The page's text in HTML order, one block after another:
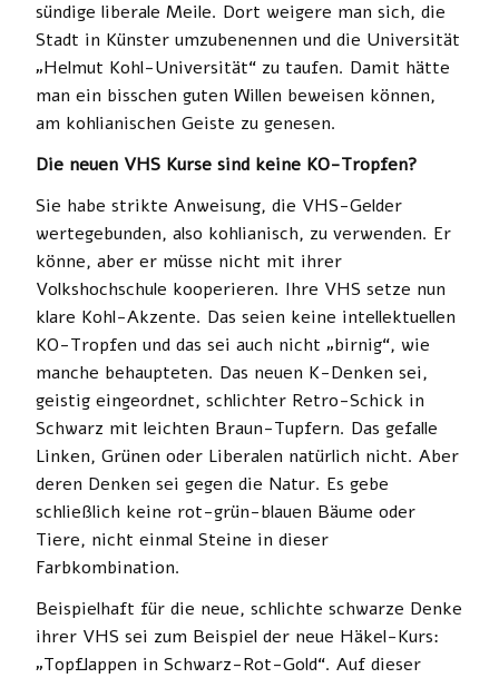
sündige liberale Meile. Dort weigere man sich, die
Stadt in Künster umzubenennen und die Universität
„Helmut Kohl-Universität“ zu taufen. Damit hätte
man ein bisschen guten Willen beweisen können,
am kohlianischen Geiste zu genesen.
Die neuen VHS Kurse sind keine KO-Tropfen?
Sie habe strikte Anweisung, die VHS-Gelder
wertegebunden, also kohlianisch, zu verwenden. Er
könne, aber er müsse nicht mit ihrer
Volkshochschule kooperieren. Ihre VHS setze nun
klare Kohl-Akzente. Das seien keine intellektuellen
KO-Tropfen und das sei auch nicht „birnig“, wie
manche behaupteten. Das neuen K-Denken sei,
geistig eingeordnet, schlichter Retro-Schick in
Schwarz mit leichten Braun-Tupfern. Das gefalle
Linken, Grünen oder Liberalen natürlich nicht. Aber
deren Denken sei gegen die Natur. Es gebe
schließlich keine rot-grün-blauen Bäume oder
Tiere, nicht einmal Steine in dieser
Farbkombination.
Beispielhaft für die neue, schlichte schwarze Denke
ihrer VHS sei zum Beispiel der neue Häkel-Kurs:
„Topflappen in Schwarz-Rot-Gold“. Auf dieser